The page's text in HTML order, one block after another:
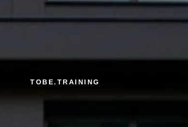
TOBE.TRAINING